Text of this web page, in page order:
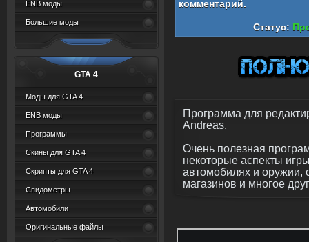
ENB моды
Большие моды
GTA 4
Моды для GTA 4
ENB моды
Программы
Скины для GTA 4
Скрипты для GTA 4
Спидометры
Автомобили
Оригинальные файлы
комментарий.
Статус:
Программа для
Andreas.
Очень полезная
некоторые аспекты
автомобилях и оружии,
магазинов и многое